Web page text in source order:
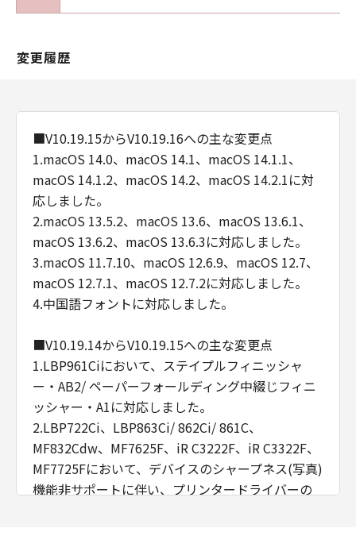
変更履歴
■V10.19.15からV10.19.16への主な変更点
1.macOS 14.0、macOS 14.1、macOS 14.1.1、
macOS 14.1.2、macOS 14.2、macOS 14.2.1に対
応しました。
2.macOS 13.5.2、macOS 13.6、macOS 13.6.1、
macOS 13.6.2、macOS 13.6.3に対応しました。
3.macOS 11.7.10、macOS 12.6.9、macOS 12.7、
macOS 12.7.1、macOS 12.7.2に対応しました。
4.中国語フォントに対応しました。
■V10.19.14からV10.19.15への主な変更点
1.LBP961Ciにおいて、ステイプルフィニッシャ
ー・AB2/ ペーパーフォールディング中綴じフィニ
ッシャー・A1に対応しました。
2.LBP722Ci、LBP863Ci/ 862Ci/ 861C、
MF832Cdw、MF7625F、iR C3222F、iR C3322F、
MF7725Fにおいて、デバイスのシャープネス(写真)
機能非サポートに伴い、プリンタードライバーの